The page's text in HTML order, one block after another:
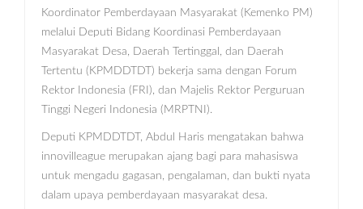
Koordinator Pemberdayaan Masyarakat (Kemenko PM)
melalui Deputi Bidang Koordinasi Pemberdayaan
Masyarakat Desa, Daerah Tertinggal, dan Daerah
Tertentu (KPMDDTDT) bekerja sama dengan Forum
Rektor Indonesia (FRI), dan Majelis Rektor Perguruan
Tinggi Negeri Indonesia (MRPTNI).
Deputi KPMDDTDT, Abdul Haris mengatakan bahwa
innovilleague merupakan ajang bagi para mahasiswa
untuk mengadu gagasan, pengalaman, dan bukti nyata
dalam upaya pemberdayaan masyarakat desa.